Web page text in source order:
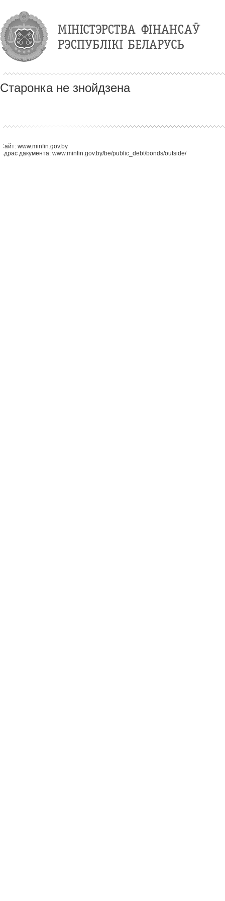
Старонка не знойдзена
Сайт: www.minfin.gov.by
Адрас дакумента: www.minfin.gov.by/be/public_debt/bonds/outside/